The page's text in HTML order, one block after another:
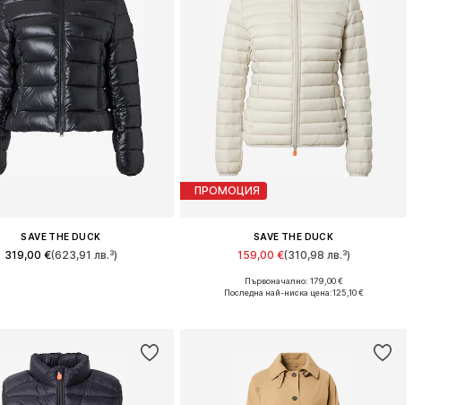
SAVE THE DUCK
319,00 €(623,91 лв.³)
ПРОМОЦИЯ
SAVE THE DUCK
159,00 €(310,98 лв.³)
+3
Предлага се в много размери
Първоначално: 179,00 €
Последна най-ниска цена:125,10 €